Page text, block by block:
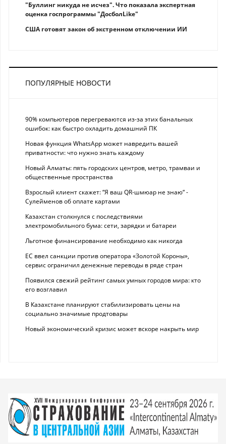
"Буллинг никуда не исчез". Что показала экспертная
оценка госпрограммы "ДосболLike"
США готовят закон об экстренном отключении ИИ
ПОПУЛЯРНЫЕ НОВОСТИ
90% компьютеров перегреваются из-за этих банальных
ошибок: как быстро охладить домашний ПК
Новая функция WhatsApp может навредить вашей
приватности: что нужно знать каждому
Новый Алматы: пять городских центров, метро, трамваи и
общественные пространства
Взрослый клиент скажет: “Я ваш QR-шмюар не знаю“ -
Сулейменов об оплате картами
Казахстан столкнулся с последствиями
электромобильного бума: сети, зарядки и батареи
Льготное финансирование необходимо как никогда
ЕС ввел санкции против оператора «Золотой Короны»,
сервис ограничил денежные переводы в ряде стран
Появился свежий рейтинг самых умных городов мира: кто
его возглавил
В Казахстане планируют стабилизировать цены на
социально значимые продтовары
Новый экономический кризис может вскоре накрыть мир